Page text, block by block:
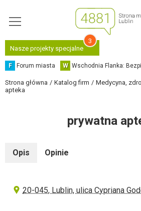
Nasze projekty specjalne
3
F Forum miasta W Wschodnia Flanka:
Strona główna Katalog firm Medycyna,
apteka
prywatna
Opis Opinie
20-045, Lublin, ulica Cypriana